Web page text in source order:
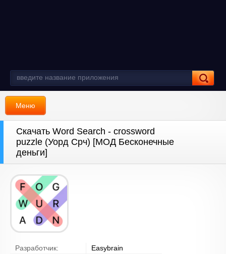
Меню
Скачать Word Search - crossword
puzzle (Уорд Срч) [МОД Бесконечные
деньги]
Разработчик:
Easybrain